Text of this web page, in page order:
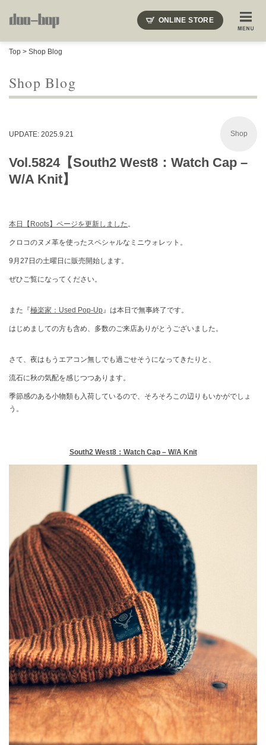
ONLINE STORE
Top > Shop Blog
Shop Blog
UPDATE: 2025.9.21 Shop
Vol.5824【South2 West8：Watch Cap –
W/A Knit】
本日【Roots】ページを更新しました。
クロコのヌメ革を使ったスペシャルなミニウォレット。
9月27日の土曜日に販売開始します。
ぜひご覧になってください。
また『極楽家：Used Pop-Up』は本日で無事終了です。
はじめましての方も含め、多数のご来店ありがとうございました。
さて、夜はもうエアコン無しでも過ごせそうになってきたりと、
流石に秋の気配を感じつつあります。
季節感のある小物類も入荷しているので、そろそろこの辺りもいかがでしょ
う。
South2 West8：Watch Cap – W/A Knit